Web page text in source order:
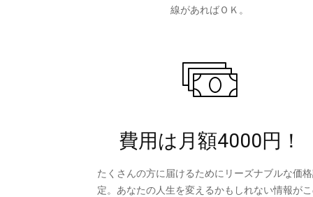
線があればＯＫ。
費用は月額4000円！
たくさんの方に届けるためにリーズナブルな価
定。あなたの人生を変えるかもしれない情報が